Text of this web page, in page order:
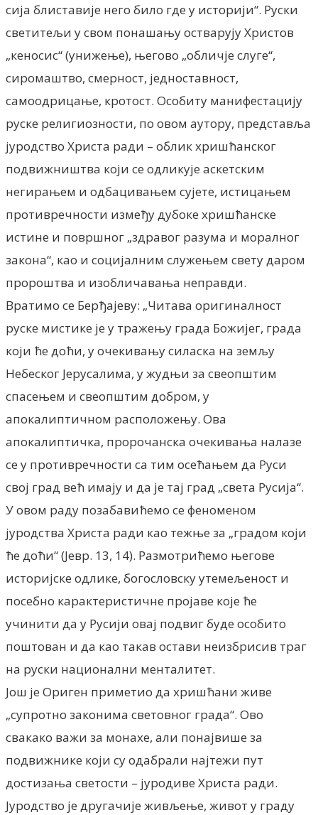
сија блиставије него било где у историји“. Руски
светитељи у свом понашању остварују Христов
„кеносис“ (унижење), његово „обличје слуге“,
сиромаштво, смерност, једноставност,
самоодрицање, кротост. Особиту манифестацију
руске религиозности, по овом аутору, представља
јуродство Христа ради – облик хришћанског
подвижништва који се одликује аскетским
негирањем и одбацивањем сујете, истицањем
противречности између дубоке хришћанске
истине и површног „здравог разума и моралног
закона“, као и социјалним служењем свету даром
пророштва и изобличавања неправди.
Вратимо се Берђајеву: „Читава оригиналност
руске мистике је у тражењу града Божијег, града
који ће доћи, у очекивању силаска на земљу
Небеског Јерусалима, у жудњи за свеопштим
спасењем и свеопштим добром, у
апокалиптичном расположењу. Ова
апокалиптичка, пророчанска очекивања налазе
се у противречности са тим осећањем да Руси
свој град већ имају и да је тај град „света Русија“.
У овом раду позабавићемо се феноменом
јуродства Христа ради као тежње за „градом који
ће доћи“ (Јевр. 13, 14). Размотрићемо његове
историјске одлике, богословску утемељеност и
посебно карактеристичне пројаве које ће
учинити да у Русији овај подвиг буде особито
поштован и да као такав остави неизбрисив траг
на руски национални менталитет.
Још је Ориген приметио да хришћани живе
„супротно законима световног града“. Ово
свакако важи за монахе, али понајвише за
подвижнике који су одабрали најтежи пут
достизања светости – јуродиве Христа ради.
Јуродство је другачије живљење, живот у граду